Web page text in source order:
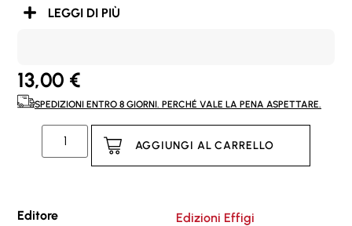
LEGGI DI PIÙ
13,00 €
SPEDIZIONI ENTRO 8 GIORNI. PERCHÉ VALE LA PENA ASPETTARE.
AGGIUNGI AL CARRELLO
Editore
Edizioni Effigi